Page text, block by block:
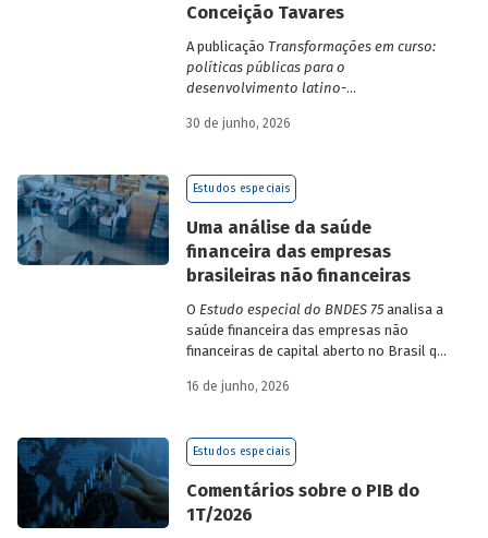
Conceição Tavares
A publicação Transformações em curso:
políticas públicas para o
desenvolvimento latino-
da Escola de Governo e Desenvolvimento
30 de junho, 2026
Estudos especiais
Uma análise da saúde
financeira das empresas
brasileiras não financeiras
O Estudo especial do BNDES 75analisa a
saúde financeira das empresas não
financeiras de capital aberto no Brasil que
valores. Para isso, parte de uma amostra
dimensões: lucratividade, solvência,
16 de junho, 2026
Estudos especiais
Comentários sobre o PIB do
1T/2026